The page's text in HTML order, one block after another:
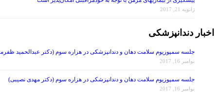
ژانویه 21, 2017
اخبار دندانپزشکی
جلسه سمپوزیوم سلامت دهان و دندانپزشکی در هزاره سوم (دکتر عبدالحمید
نوامبر 16, 2017
جلسه سمپوزیوم سلامت دهان و دندانپزشکی در هزاره سوم (دکتر مهدی نصیبی)
نوامبر 16, 2017